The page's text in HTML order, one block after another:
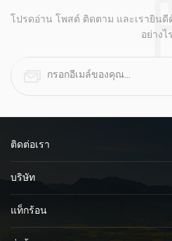
โปรดอ่าน โพสต์ ติดตาม และเรายิน
อย่างไร
ติดต่อเรา
บริษัท
แท็กร้อน